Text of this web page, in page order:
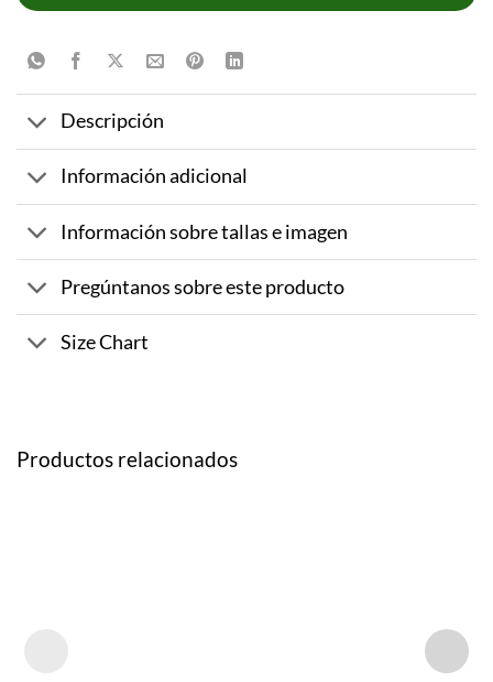
Descripción
Información adicional
Información sobre tallas e imagen
Pregúntanos sobre este producto
Size Chart
Productos relacionados